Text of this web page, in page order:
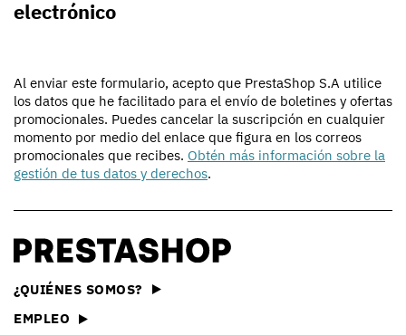
electrónico
Al enviar este formulario, acepto que PrestaShop S.A utilice
los datos que he facilitado para el envío de boletines y ofertas
promocionales. Puedes cancelar la suscripción en cualquier
momento por medio del enlace que figura en los correos
promocionales que recibes. Obtén más información sobre la
gestión de tus datos y derechos.
¿QUIÉNES SOMOS?
EMPLEO